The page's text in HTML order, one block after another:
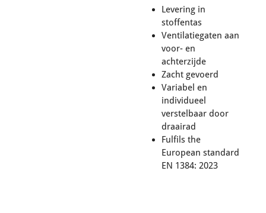
Levering in
stoffentas
Ventilatiegaten aan
voor- en
achterzijde
Zacht gevoerd
Variabel en
individueel
verstelbaar door
draairad
Fulfils the
European standard
EN 1384: 2023